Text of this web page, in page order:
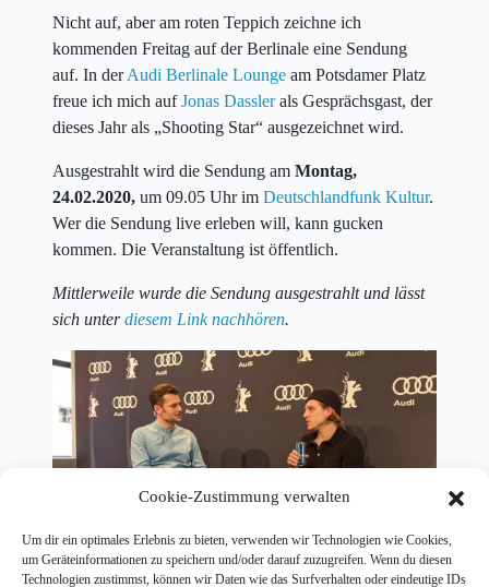
Cookie-Zustimmung verwalten
Um dir ein optimales Erlebnis zu bieten, verwenden wir Technologien wie Cookies,
um Geräteinformationen zu speichern und/oder darauf zuzugreifen. Wenn du diesen
Technologien zustimmst, können wir Daten wie das Surfverhalten oder eindeutige IDs
Nicht auf, aber am roten Teppich zeichne ich
kommenden Freitag auf der Berlinale eine Sendung
auf. In derAudi Berlinale Lounge am Potsdamer Platz
freue ich mich aufJonas Dasslerals Gesprächsgast, der
dieses Jahr als „Shooting Star“ ausgezeichnet wird.
Ausgestrahlt wird die Sendung am Montag,
24.02.2020, um 09.05 Uhr im Deutschlandfunk Kultur.
Wer die Sendung live erleben will, kann gucken
kommen. Die Veranstaltung ist öffentlich.
Mittlerweile wurde die Sendung ausgestrahlt und lässt
sich unterdiesem Link nachhören.